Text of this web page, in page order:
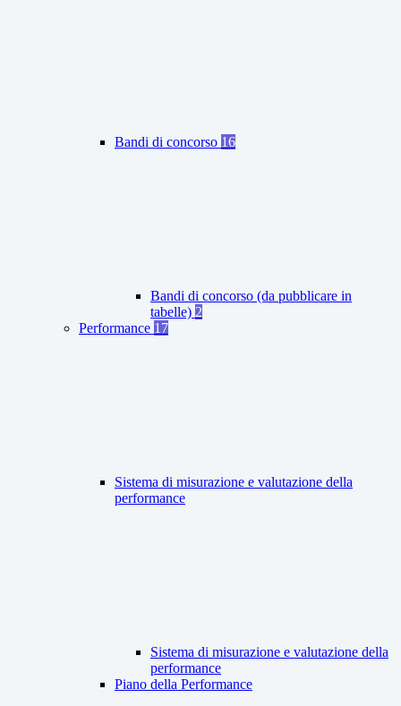
Bandi di concorso 16
Bandi di concorso (da pubblicare in
tabelle) 2
Performance 17
Sistema di misurazione e valutazione della
performance
Sistema di misurazione e valutazione della
performance
Piano della Performance